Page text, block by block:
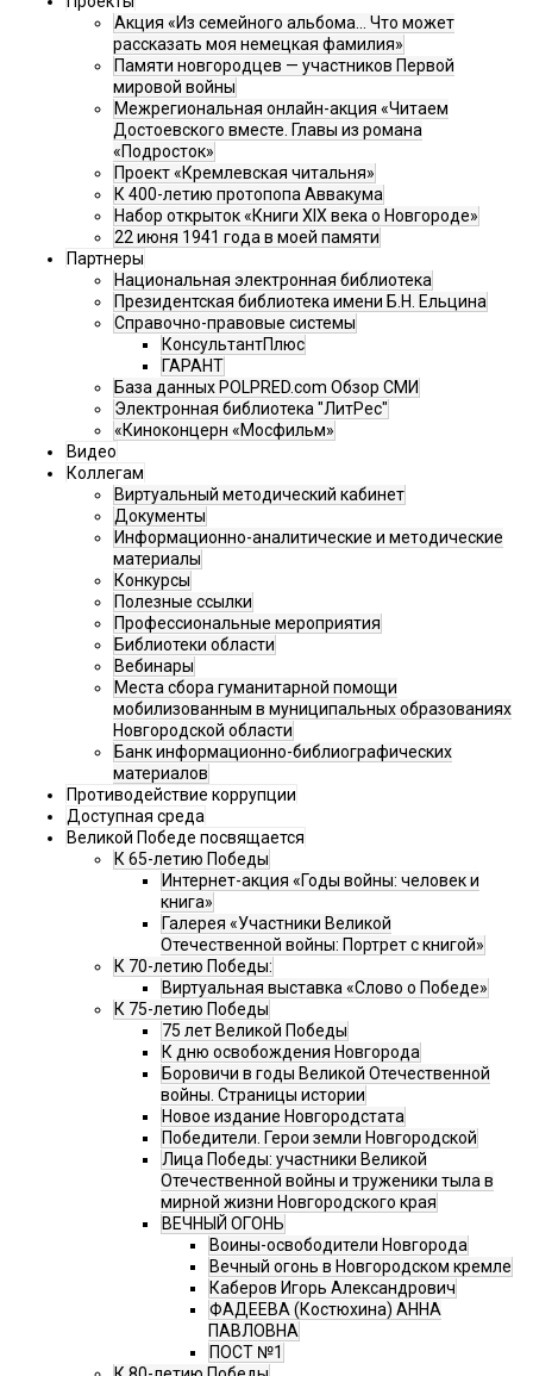
Акция «Из семейного альбома... Что может
рассказать моя немецкая фамилия»
Памяти новгородцев — участников Первой
мировой войны
Межрегиональная онлайн-акция «Читаем
Достоевского вместе. Главы из романа
«Подросток»
Проект «Кремлевская читальня»
К 400-летию протопопа Аввакума
Набор открыток «Книги XIX века о Новгороде»
22 июня 1941 года в моей памяти
Партнеры
Национальная электронная библиотека
Президентская библиотека имени Б.Н. Ельцина
Справочно-правовые системы
КонсультантПлюс
ГАРАНТ
База данных POLPRED.com Обзор СМИ
Электронная библиотека "ЛитРес"
«Киноконцерн «Мосфильм»
Видео
Коллегам
Виртуальный методический кабинет
Документы
Информационно-аналитические и методические
материалы
Конкурсы
Полезные ссылки
Профессиональные мероприятия
Библиотеки области
Вебинары
Места сбора гуманитарной помощи
мобилизованным в муниципальных образованиях
Новгородской области
Банк информационно-библиографических
материалов
Противодействие коррупции
Доступная среда
Великой Победе посвящается
К 65-летию Победы
Интернет-акция «Годы войны: человек и
книга»
Галерея «Участники Великой
Отечественной войны: Портрет с книгой»
К 70-летию Победы:
Виртуальная выставка «Слово о Победе»
К 75-летию Победы
75 лет Великой Победы
К дню освобождения Новгорода
Боровичи в годы Великой Отечественной
войны. Страницы истории
Новое издание Новгородстата
Победители. Герои земли Новгородской
Лица Победы: участники Великой
Отечественной войны и труженики тыла в
мирной жизни Новгородского края
ВЕЧНЫЙ ОГОНЬ
Воины-освободители Новгорода
Вечный огонь в Новгородском кремле
Каберов Игорь Александрович
ФАДЕЕВА (Костюхина) АННА
ПАВЛОВНА
ПОСТ №1